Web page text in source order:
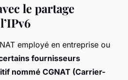
le partage
employé en entreprise ou
fournisseurs
nommé CGNAT (Carrier-